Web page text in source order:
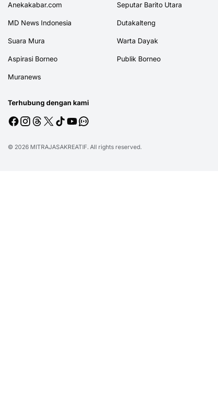
Anekakabar.com Seputar Barito Utara
MD News Indonesia Dutakalteng
Suara Mura Warta Dayak
Aspirasi Borneo Publik Borneo
Muranews
Terhubung dengan kami
© 2026 MITRAJASAKREATIF. All rights reserved.